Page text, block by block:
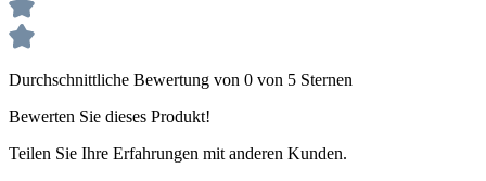
Durchschnittliche Bewertung von 0 von 5 Sternen
Bewerten Sie dieses Produkt!
Teilen Sie Ihre Erfahrungen mit anderen Kunden.